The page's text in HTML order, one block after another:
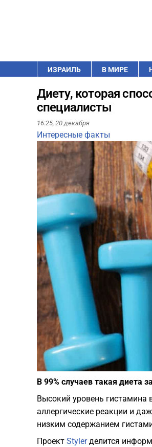
ИЗРАИЛЬ В МИРЕ
Диету, которая
специалисты
16:25, 20 декабря
Интересные факты
В 99% случаев такая диета
Высокий уровень гистамина
аллергические реакции и
низким содержанием
Проект Stylerделится